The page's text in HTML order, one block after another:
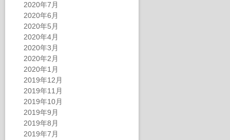
2020年7月
2020年6月
2020年5月
2020年4月
2020年3月
2020年2月
2020年1月
2019年12月
2019年11月
2019年10月
2019年9月
2019年8月
2019年7月